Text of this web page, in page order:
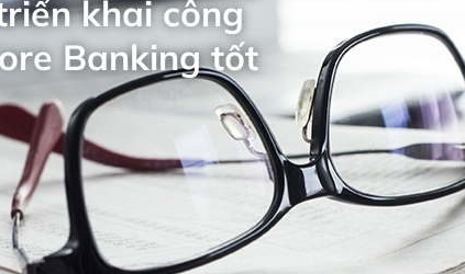
khai công
Banking tốt